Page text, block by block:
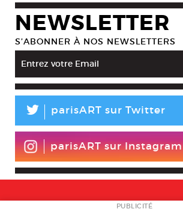
NEWSLETTER
S’ABONNER À NOS NEWSLETTERS
L parisART sur Twitter
parisART sur Instagram
PUBLICITÉ